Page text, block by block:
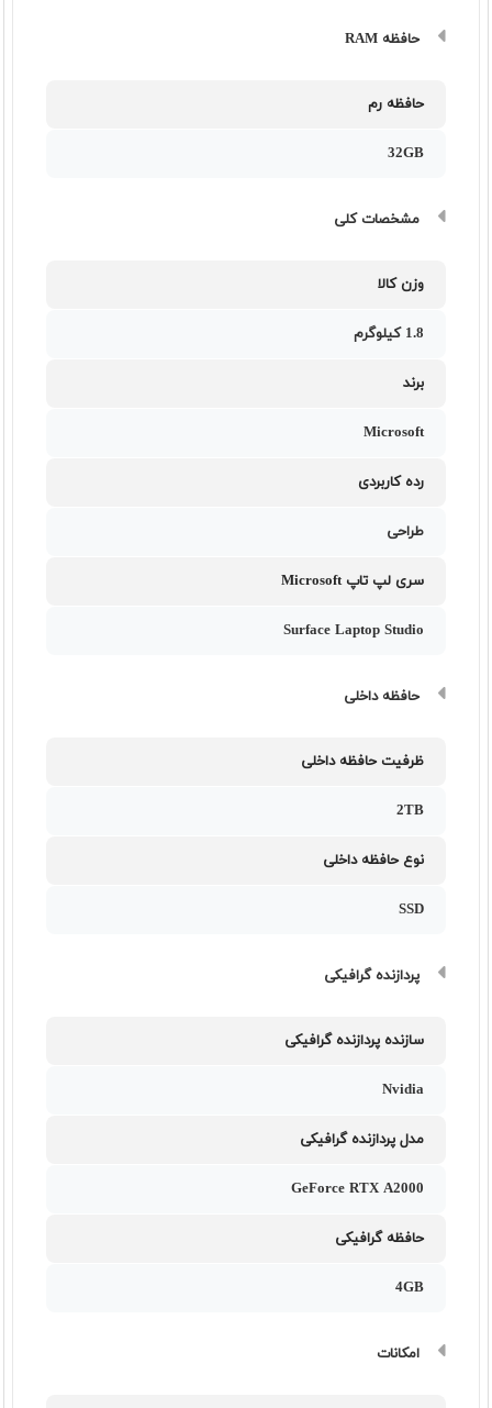
حافظه RAM
حافظه رم
32GB
مشخصات کلی
وزن کالا
1.8 کیلوگرم
برند
Microsoft
رده کاربردی
طراحی
سری لپ تاپ Microsoft
Surface Laptop Studio
حافظه داخلی
ظرفیت حافظه داخلی
2TB
نوع حافظه داخلی
SSD
پردازنده گرافیکی
سازنده پردازنده گرافیکی
Nvidia
مدل پردازنده گرافیکی
GeForce RTX A2000
حافظه گرافیکی
4GB
امکانات